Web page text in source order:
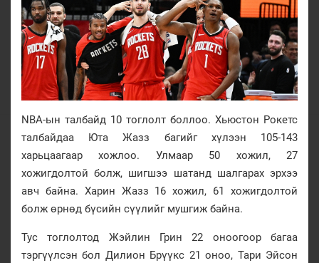
NBA-ын талбайд 10 тоглолт боллоо. Хьюстон Рокетс
талбайдаа Юта Жазз багийг хүлээн 105-143
харьцаагаар хожлоо. Улмаар 50 хожил, 27
хожигдолтой болж, шигшээ шатанд шалгарах эрхээ
авч байна. Харин Жазз 16 хожил, 61 хожигдолтой
болж өрнөд бүсийн сүүлийг мушгиж байна.
Тус тоглолтод Жэйлин Грин 22 оноогоор багаа
тэргүүлсэн бол Дилион Брүүкс 21 оноо, Тари Эйсон